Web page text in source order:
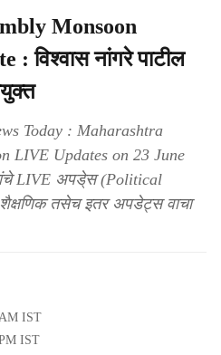
Monsoon
विश्वास नांगरे पाटील
Today : Maharashtra
LIVE Updates on 23 June
LIVE अपडे्स (Political
तसेच इतर अपडेट्स वाचा
IST
IST